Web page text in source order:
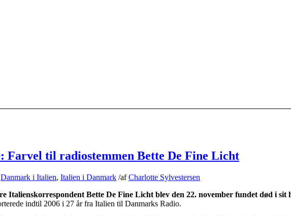
Farvel til radiostemmen Bette De Fine Licht
Danmark i Italien, Italien i Danmark /afCharlotte Sylvestersen
Italienskorrespondent Bette De Fine Licht blev den 22. november fundet død i sit
indtil 2006 i 27 år fra Italien til Danmarks Radio.